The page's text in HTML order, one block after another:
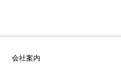
会社案内